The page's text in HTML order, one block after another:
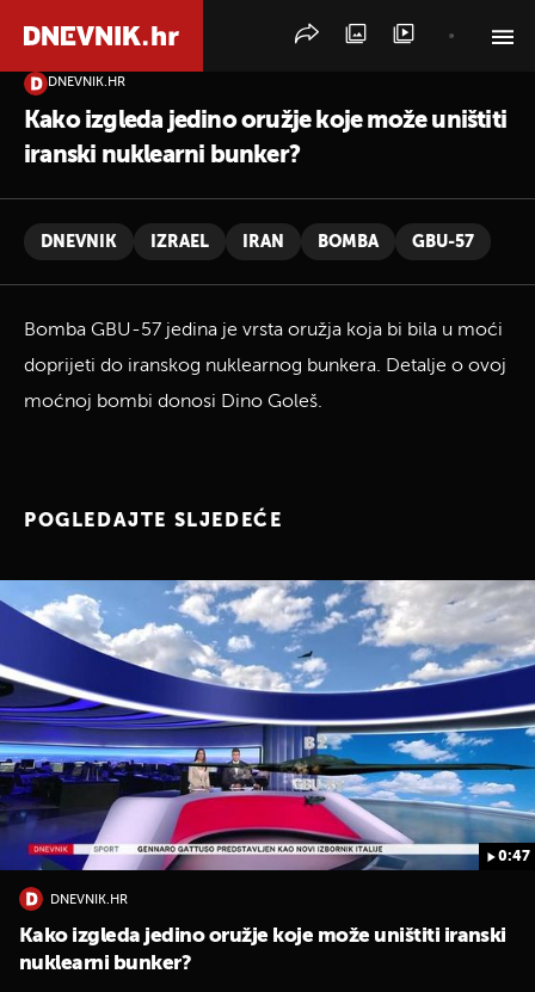
DNEVNIK.HR
Kako izgleda jedino oružje koje može uništiti
iranski nuklearni bunker?
DNEVNIK IZRAEL IRAN BOMBA GBU-57
Bomba GBU-57 jedina je vrsta oružja koja bi bila u moći
doprijeti do iranskog nuklearnog bunkera. Detalje o ovoj
moćnoj bombi donosi Dino Goleš.
POGLEDAJTE SLJEDEĆE
0:47
DNEVNIK.HR
Kako izgleda jedino oružje koje može uništiti iranski
nuklearni bunker?
PRETRAŽITE VIJESTI